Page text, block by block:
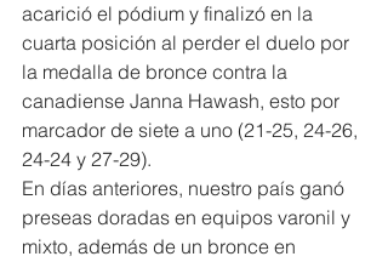
acarició el pódium y finalizó en la
cuarta posición al perder el duelo por
la medalla de bronce contra la
canadiense Janna Hawash, esto por
marcador de siete a uno (21-25, 24-26,
24-24 y 27-29).
En días anteriores, nuestro país ganó
preseas doradas en equipos varonil y
mixto, además de un bronce en